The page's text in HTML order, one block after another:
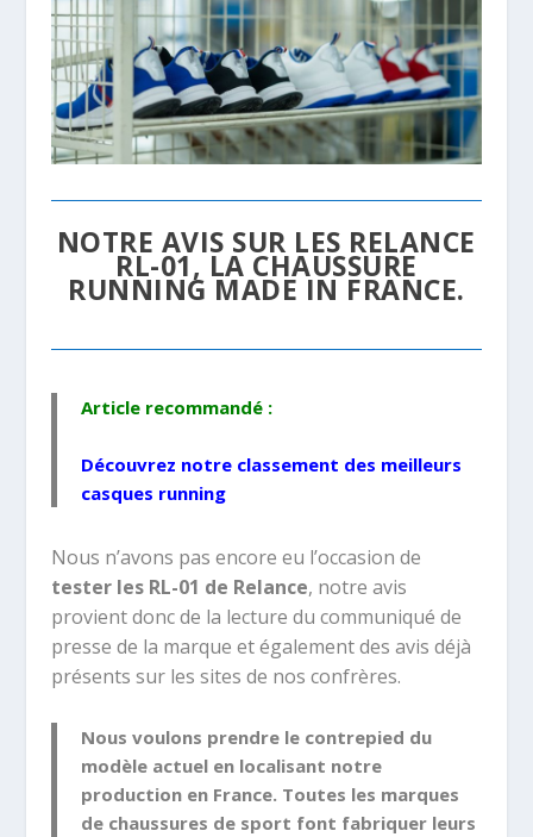
NOTRE AVIS SUR LES RELANCE
RL-01, LA CHAUSSURE
RUNNING MADE IN FRANCE.
Article recommandé :
Découvrez notre classement des meilleurs
casques running
Nous n’avons pas encore eu l’occasion de
tester les RL-01 de Relance, notre avis
provient donc de la lecture du communiqué de
presse de la marque et également des avis déjà
présents sur les sites de nos confrères.
Nous voulons prendre le contrepied du
modèle actuel en localisant notre
production en France. Toutes les marques
de chaussures de sport font fabriquer leurs